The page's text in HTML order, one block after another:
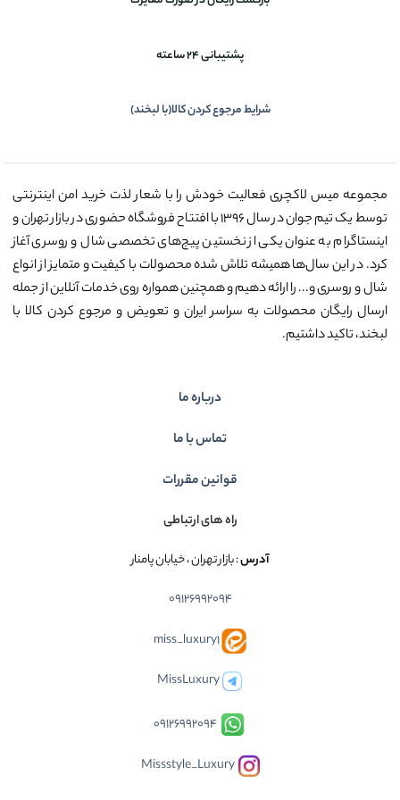
پشتیبانی 24 ساعته
شرایط مرجوع کردن کالا(با لبخند)
مجموعه میس لاکچری فعالیت خودش را با شعار لذت خرید امن اینترنتی
توسط یک تیم جوان در سال ۱۳۹۶ با افتتاح فروشگاه حضوری در بازار تهران و
اینستاگرام به عنوان یکی از نخستین پیج‌های تخصصی شال و روسری آغاز
کرد. در این سال‌ها همیشه تلاش شده محصولات با کیفیت و متمایز از انواع
شال و روسری و... را ارائه دهیم و همچنین همواره روی خدمات آنلاین از جمله
ارسال رایگان محصولات به سراسر ایران و تعویض و مرجوع کردن کالا با
لبخند، تاکید داشتیم.
درباره ما
تماس با ما
قوانین مقررات
راه های ارتباطی
آدرس: بازار تهران ، خیابان پامنار
09126992094
miss_luxury1
MissLuxury
09126992094
Missstyle_Luxury